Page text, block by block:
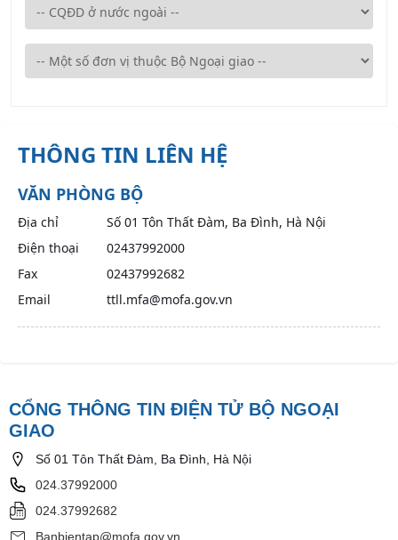
THÔNG TIN LIÊN HỆ
VĂN PHÒNG BỘ
Địa chỉ
Số 01 Tôn Thất Đàm, Ba Đình, Hà Nội
Điện thoại
02437992000
Fax
02437992682
Email
ttll.mfa@mofa.gov.vn
CỔNG THÔNG TIN ĐIỆN TỬ BỘ NGOẠI
GIAO
Số 01 Tôn Thất Đàm, Ba Đình, Hà Nội
024.37992000
024.37992682
Banbientap@mofa.gov.vn